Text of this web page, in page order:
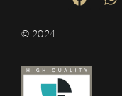
© 2024